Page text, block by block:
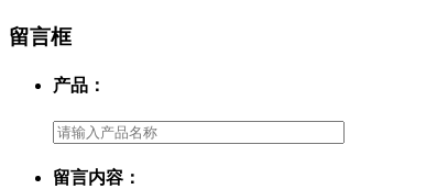
留言框
产品：
留言内容：